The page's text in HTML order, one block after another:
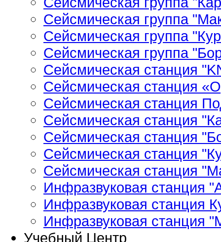
Сейсмическая группа
Сейсмическая группа
Сейсмическая группа
Сейсмическая станция
Сейсмическая станция
Сейсмическая станция
Сейсмическая станция
Сейсмическая станция
Сейсмическая станция
Сейсмическая станция
Инфразвуковая станция
Инфразвуковая станция
Инфразвуковая станция
Учебный Центр